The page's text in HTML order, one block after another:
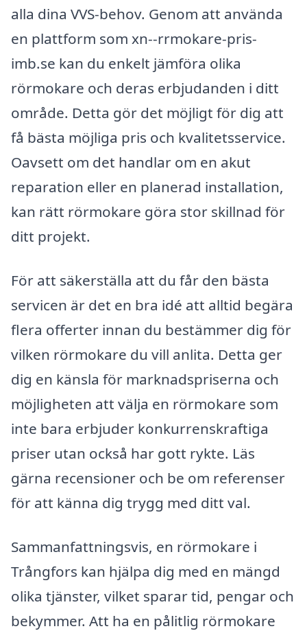
alla dina VVS-behov. Genom att använda
en plattform som xn--rrmokare-pris-
imb.se kan du enkelt jämföra olika
rörmokare och deras erbjudanden i ditt
område. Detta gör det möjligt för dig att
få bästa möjliga pris och kvalitetsservice.
Oavsett om det handlar om en akut
reparation eller en planerad installation,
kan rätt rörmokare göra stor skillnad för
ditt projekt.
För att säkerställa att du får den bästa
servicen är det en bra idé att alltid begära
flera offerter innan du bestämmer dig för
vilken rörmokare du vill anlita. Detta ger
dig en känsla för marknadspriserna och
möjligheten att välja en rörmokare som
inte bara erbjuder konkurrenskraftiga
priser utan också har gott rykte. Läs
gärna recensioner och be om referenser
för att känna dig trygg med ditt val.
Sammanfattningsvis, en rörmokare i
Trångfors kan hjälpa dig med en mängd
olika tjänster, vilket sparar tid, pengar och
bekymmer. Att ha en pålitlig rörmokare